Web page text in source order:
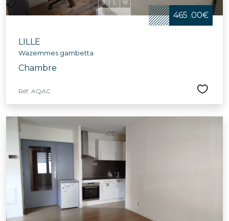
465 .00€
LILLE
Wazemmes gambetta
Chambre
Réf. AQAC